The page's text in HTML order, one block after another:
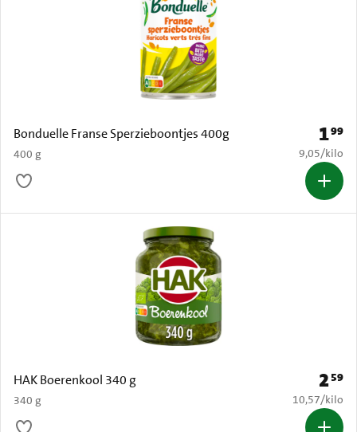
Bonduelle Franse Sperzieboontjes 400g
400 g
Prijs:
199
€ 9,05 per
9,05/kilo
HAK Boerenkool 340 g
340 g
Prijs:
259
€ 10,57 per
10,57/kilo